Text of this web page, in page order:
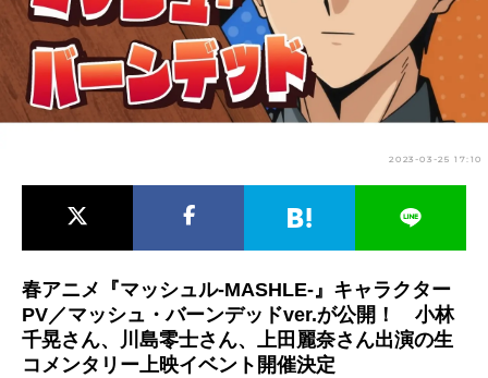
アニメ映画一覧
今期アニメ曜日別一覧
春アニメ 夏アニメ
男性声優/女性声優一覧
2023-03-25 17:10
春アニメ『マッシュル-MASHLE-』キャラクター
PV／マッシュ・バーンデッドver.が公開！ 小林
千晃さん、川島零士さん、上田麗奈さん出演の生
コメンタリー上映イベント開催決定